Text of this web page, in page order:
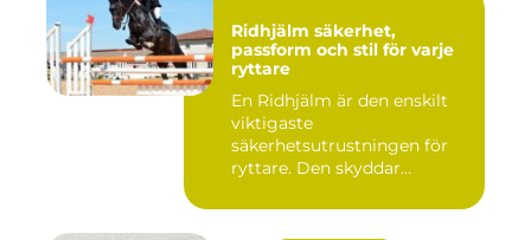
Ridhjälm säkerhet,
passform och stil för varje
ryttare
En Ridhjälm är den enskilt
viktigaste
säkerhetsutrustningen för
ryttare. Den skyddar